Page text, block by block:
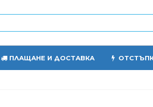
ПЛАЩАНЕ И ДОСТАВКА